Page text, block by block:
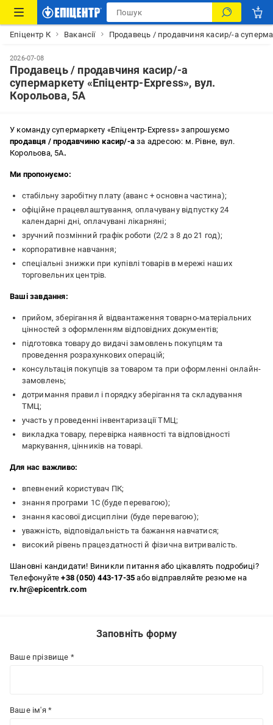
Епіцентр К Вакансії Продавець / продавчиня касир/-а
2026-07-08
Продавець / продавчиня касир/-а
супермаркету «Епіцентр-Express», вул.
Корольова, 5А
У команду супермаркету «Епіцентр-Express» запрошуємо
продавця / продавчиню касир/-аза адресою: м. Рівне, вул.
Корольова, 5А.
Ми пропонуємо:
стабільну заробітну плату (аванс + основна частина);
офіційне працевлаштування, оплачувану відпустку 24
календарні дні, оплачувані лікарняні;
зручний позмінний графік роботи (2/2 з 8 до 21 год);
корпоративне навчання;
спеціальні знижки при купівлі товарів в мережі наших
торговельних центрів.
Ваші завдання:
прийом, зберігання й відвантаження товарно-матеріальних
цінностей з оформленням відповідних документів;
підготовка товару до видачі замовлень покупцям та
проведення розрахункових операцій;
консультація покупців за товаром та при оформленні онлайн-
замовлень;
дотримання правил і порядку зберігання та складування
ТМЦ;
участь у проведенні інвентаризації ТМЦ;
викладка товару, перевірка наявності та відповідності
маркування, цінників на товарі.
Для нас важливо:
впевнений користувач ПК;
знання програми 1С (буде перевагою);
знання касової дисципліни (буде перевагою);
уважність, відповідальність та бажання навчатися;
високий рівень працездатності й фізична витривалість.
Шановні кандидати! Виникли питання або цікавлять подробиці?
Телефонуйте+38 (050) 443-17-35 або відправляйте резюме на
rv.hr@epicentrk.com
Заповніть форму
Ваше прізвище *
Ваше ім'я *